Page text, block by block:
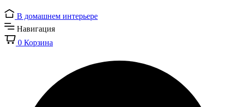
В домашнем интерьере
Навигация
0 Корзина